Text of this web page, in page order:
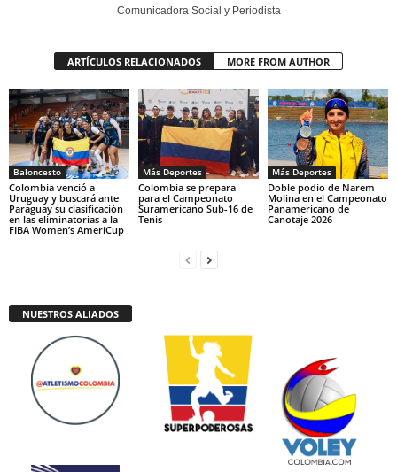
Comunicadora Social y Periodista
ARTÍCULOS RELACIONADOS MORE FROM AUTHOR
Baloncesto
Colombia venció a
Uruguay y buscará ante
Paraguay su clasificación
en las eliminatorias a la
FIBA Women’s AmeriCup
Más Deportes
Colombia se prepara
para el Campeonato
Suramericano Sub-16 de
Tenis
Más Deportes
Doble podio de Narem
Molina en el Campeonato
Panamericano de
Canotaje 2026
NUESTROS ALIADOS